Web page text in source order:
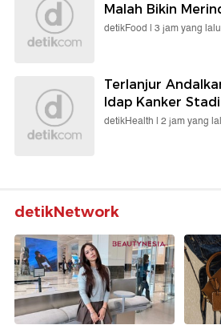
Malah Bikin
detikFood | 3 jam yang lalu
Terlanjur
Idap Kanker
detikHealth | 2 jam yang
detikNetwork